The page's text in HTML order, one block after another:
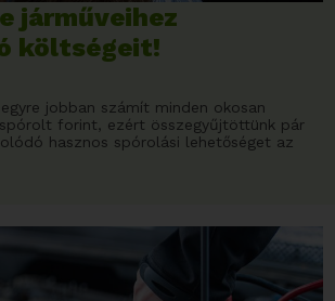
járműveihez
költségeit!
jobban számít minden okosan
forint, ezért összegyűjtöttünk pár
hasznos spórolási lehetőséget az